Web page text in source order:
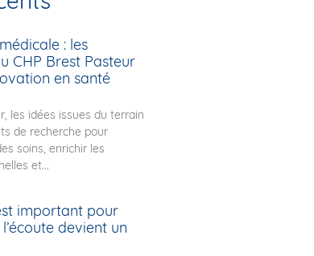
: les
CHP Brest Pasteur
en santé
les idées issues du terrain
de recherche pour
soins, enrichir les
et...
important pour
devient un